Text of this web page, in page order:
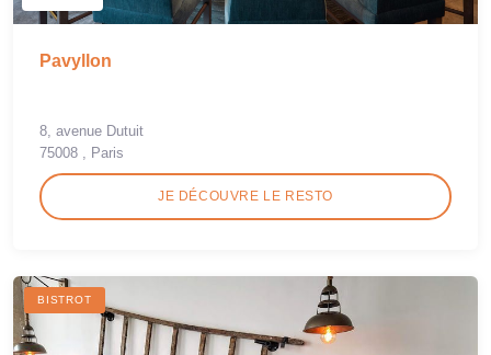
Pavyllon
8, avenue Dutuit
75008 , Paris
JE DÉCOUVRE LE RESTO
BISTROT